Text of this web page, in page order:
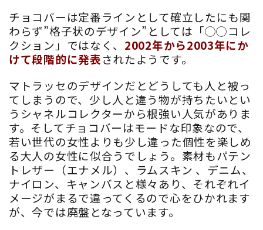
チョコバーは定番ラインとして確立したにも関
わらず”格子状のデザイン”としては「◯◯コレ
クション」ではなく、 2002年から2003年にか
けて段階的に発表されたようです。
マトラッセのデザインだとどうしても人と被っ
てしまうので、少し人と違う物が持ちたいとい
うシャネルコレクターから根強い人気がありま
す。そしてチョコバーはモードな印象なので、
若い世代の女性よりも少し違った個性を楽しめ
る大人の女性に似合うでしょう。素材もパテン
トレザー（エナメル）、ラムスキン 、デニム、
ナイロン、キャンバスと様々あり、それぞれイ
メージがまるで違ってくるので心をひかれます
が、今では廃盤となっています。